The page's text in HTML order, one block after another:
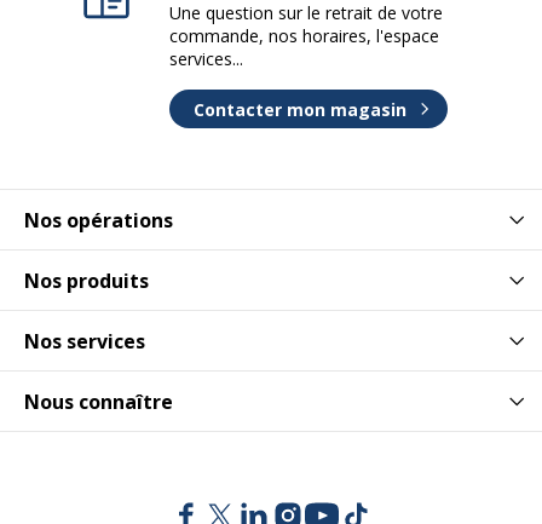
Nos opérations
Nos produits
Nos services
Nous connaître
Une question sur le retrait de votre
commande, nos horaires, l'espace
services...
Contacter mon magasin